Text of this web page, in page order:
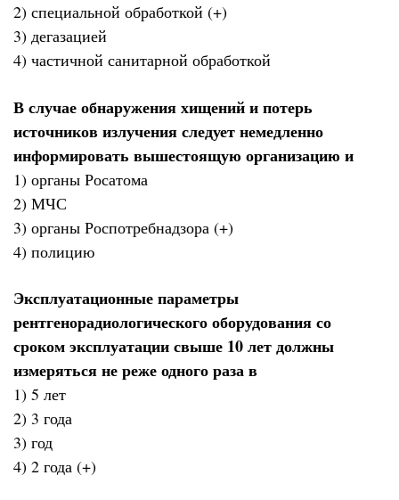
2) специальной обработкой (+)
3) дегазацией
4) частичной санитарной обработкой
В случае обнаружения хищений и потерь
источников излучения следует немедленно
информировать вышестоящую организацию и
1) органы Росатома
2) МЧС
3) органы Роспотребнадзора (+)
4) полицию
Эксплуатационные параметры
рентгенорадиологического оборудования со
сроком эксплуатации свыше 10 лет должны
измеряться не реже одного раза в
1) 5 лет
2) 3 года
3) год
4) 2 года (+)